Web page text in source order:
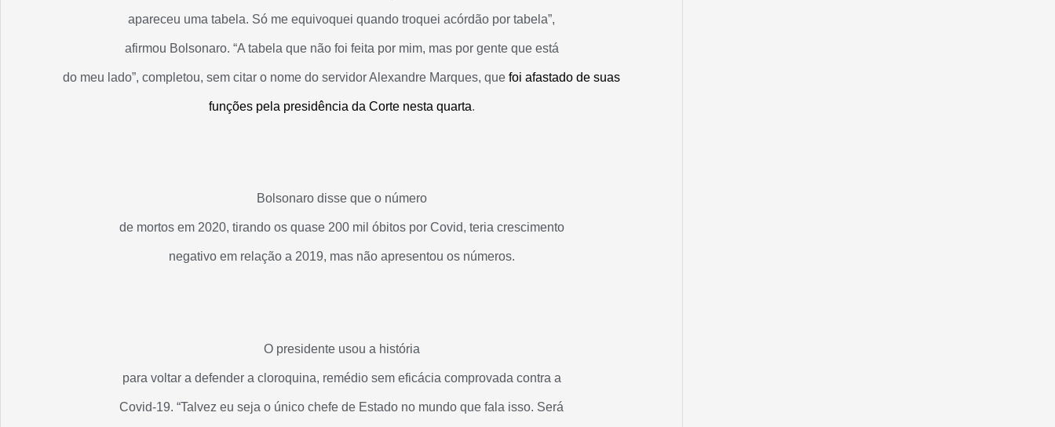
apareceu uma tabela. Só me equivoquei quando troquei acórdão por tabela”,
afirmou Bolsonaro. “A tabela que não foi feita por mim, mas por gente que está
do meu lado”, completou, sem citar o nome do servidor Alexandre Marques, quefoi afastado de suas
funções pela presidência da Corte nesta quarta.
Bolsonaro disse que o número
de mortos em 2020, tirando os quase 200 mil óbitos por Covid, teria crescimento
negativo em relação a 2019, mas não apresentou os números.
O presidente usou a história
para voltar a defender a cloroquina, remédio sem eficácia comprovada contra a
Covid-19. “Talvez eu seja o único chefe de Estado no mundo que fala isso. Será